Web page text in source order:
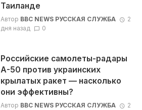
Таиланде
Автор BBC NEWS РУССКАЯ СЛУЖБА
2
дня назад
0
Российские самолеты-радары
А-50 против украинских
крылатых ракет — насколько
они эффективны?
Автор BBC NEWS РУССКАЯ СЛУЖБА
2